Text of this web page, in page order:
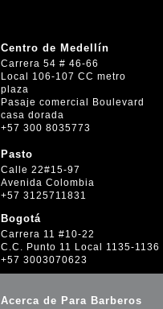
Centro de Medellín
Carrera 54 # 46-66
Local 106-107 CC metro
plaza
Pasaje comercial Boulevard
casa dorada
+57 300 8035773
Pasto
Calle 22#15-97
Avenida Colombia
+57 3125711831
Bogotá
Carrera 11 #10-22
C.C. Punto 11 Local 1135-1136
+57 3003070623
Acerca de Para Barberos